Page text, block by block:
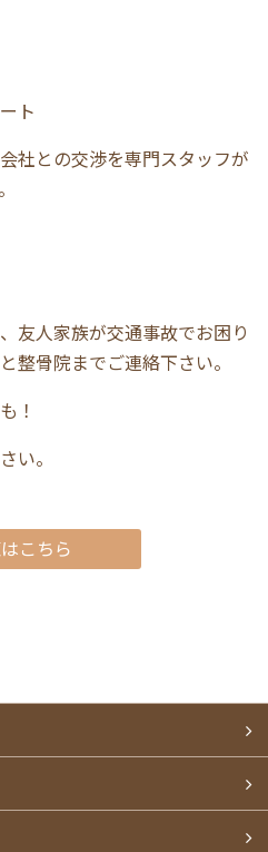
ト
社との交渉を専門スタッフが
友人家族が交通事故でお困り
整骨院までご連絡下さい。
！
い。
こちら